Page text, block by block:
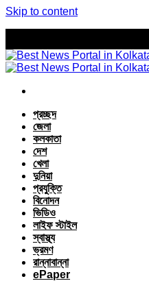
Skip to content
প্রচ্ছদ
জেলা
কলকাতা
দেশ
খেলা
দুনিয়া
প্রযুক্তি
বিনোদন
ভিডিও
লাইফ স্টাইল
স্বাস্থ্য
ভ্রমণ
রান্নাবান্না
ePaper